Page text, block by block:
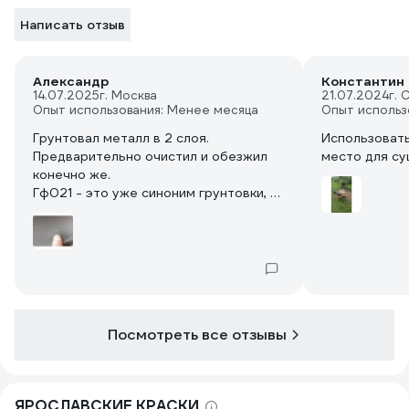
Написать отзыв
Александр
14.07.2025г. Москва
Опыт использования: Менее месяца
Грунтовал металл в 2 слоя.
Предварительно очистил и обезжил
конечно же.
Гф021 - это уже синоним грунтовки, а
грунтовка, которая в разы лучшего
любой гф021. Ищите статью на Дзен
3 сохнет как заявлено
Константин
21.07.2024г.
Опыт
место для
Посмотреть все отзывы